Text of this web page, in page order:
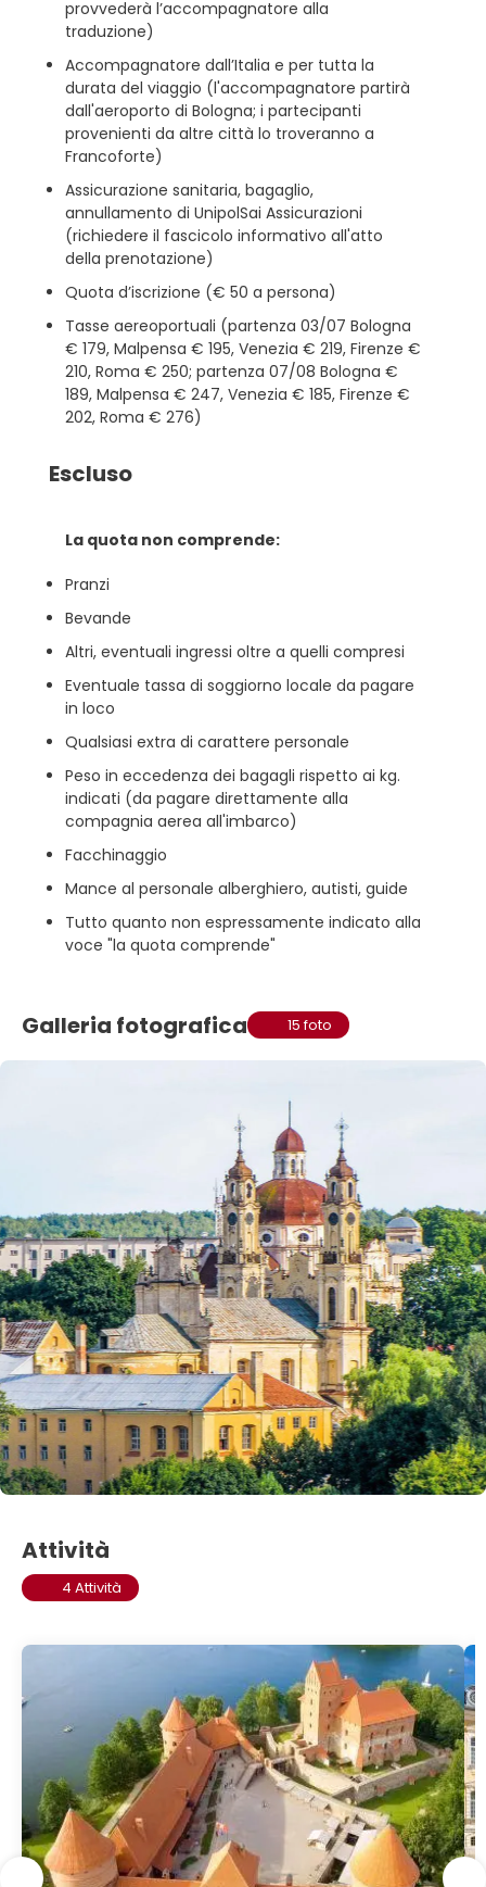
provvederà l’accompagnatore alla
traduzione)
Accompagnatore dall’Italia e per tutta la
durata del viaggio (l'accompagnatore partirà
dall'aeroporto di Bologna; i partecipanti
provenienti da altre città lo troveranno a
Francoforte)
Assicurazione sanitaria, bagaglio,
annullamento di UnipolSai Assicurazioni
(richiedere il fascicolo informativo all'atto
della prenotazione)
Quota d’iscrizione (€ 50 a persona)
Tasse aereoportuali (partenza 03/07 Bologna
€ 179, Malpensa € 195, Venezia € 219, Firenze €
210, Roma € 250; partenza 07/08 Bologna €
189, Malpensa € 247, Venezia € 185, Firenze €
202, Roma € 276)
Escluso
La quota non comprende:
Pranzi
Bevande
Altri, eventuali ingressi oltre a quelli compresi
Eventuale tassa di soggiorno locale da pagare
in loco
Qualsiasi extra di carattere personale
Peso in eccedenza dei bagagli rispetto ai kg.
indicati (da pagare direttamente alla
compagnia aerea all'imbarco)
Facchinaggio
Mance al personale alberghiero, autisti, guide
Tutto quanto non espressamente indicato alla
voce "la quota comprende"
Galleria fotografica 15 foto
Attività
4 Attività